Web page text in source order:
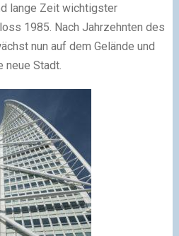
lange Zeit wichtigster
1985. Nach Jahrzehnten des
nun auf dem Gelände und
neue Stadt.